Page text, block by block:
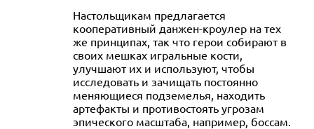
Настольщикам предлагается
кооперативный данжен-кроулер на тех
же принципах, так что герои собирают в
своих мешках игральные кости,
улучшают их и используют, чтобы
исследовать и зачищать постоянно
меняющиеся подземелья, находить
артефакты и противостоять угрозам
эпического масштаба, например, боссам.